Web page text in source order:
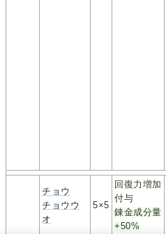
チョウ
チョウウ
オ
5×5
回復力増加
付与
錬金成分量
+50%